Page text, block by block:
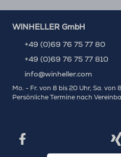
WINHELLER GmbH
+49 (0)69 76 75 77 80
+49 (0)69 76 75 77 810
info@winheller.com
Mo. - Fr. von 8 bis 20 Uhr, Sa. von
Persönliche Termine nach
Facebook